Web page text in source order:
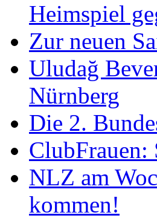
Heimspiel
Zur neuen
Uludağ
Nürnberg
Die 2.
ClubFrauen:
NLZ am
kommen!